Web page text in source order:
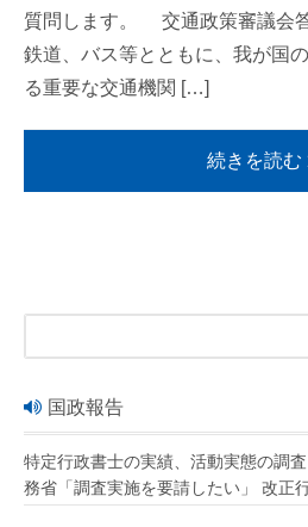
質問します。 交通政策審議会
鉄道、バス等とともに、我が国
る重要な交通機関 […]
続きを読
国政報告
特定行政書士の実績、活動実態の
務省「調査実施を要請したい」 改正